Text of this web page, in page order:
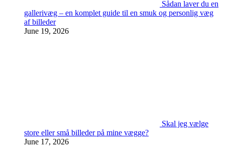
Sådan laver du en
gallerivæg – en komplet guide til en smuk og personlig væg
af billeder
June 19, 2026
Skal jeg vælge
store eller små billeder på mine vægge?
June 17, 2026